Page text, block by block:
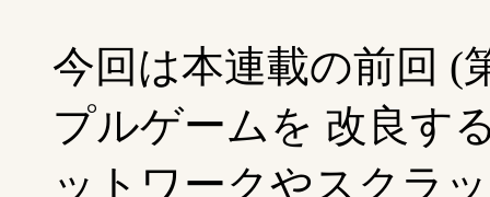
今回は本連載の前回 (
プルゲームを 改良す
ットワークやスクラ